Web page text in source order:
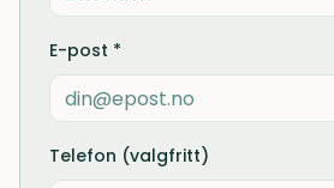
E-post *
Telefon (valgfritt)